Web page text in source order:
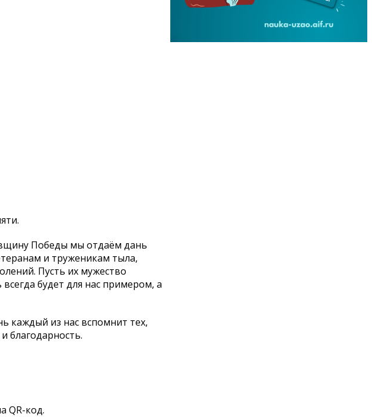
Победы мы отдаём дань
и труженикам тыла,
Пусть их мужество
будет для нас примером, а
каждый из нас вспомнит тех,
благодарность.
QR-код.